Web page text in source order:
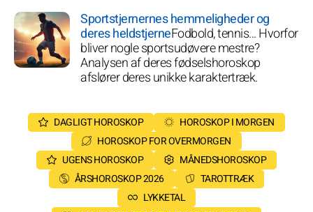
Sportstjernernes hemmeligheder og
deres heldstjerneFodbold, tennis... Hvorfor
bliver nogle sportsudøvere mestre?
Analysen af deres fødselshoroskop
afslører deres unikke karaktertræk.
DAGLIGT HOROSKOP
HOROSKOP I MORGEN
HOROSKOP FOR OVERMORGEN
UGENS HOROSKOP
MÅNEDSHOROSKOP
ÅRSHOROSKOP 2026
TAROTTRÆK
LYKKETAL